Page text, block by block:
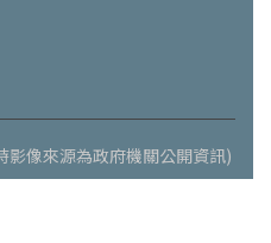
像來源為政府機關公開資訊)